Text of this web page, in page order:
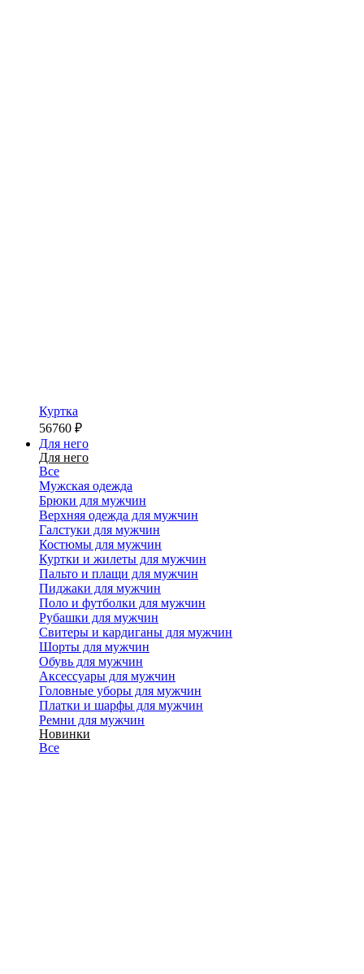
Куртка
56760 ₽
Для него
Для него
Все
Мужская одежда
Брюки для мужчин
Верхняя одежда для мужчин
Галстуки для мужчин
Костюмы для мужчин
Куртки и жилеты для мужчин
Пальто и плащи для мужчин
Пиджаки для мужчин
Поло и футболки для мужчин
Рубашки для мужчин
Свитеры и кардиганы для мужчин
Шорты для мужчин
Обувь для мужчин
Аксессуары для мужчин
Головные уборы для мужчин
Платки и шарфы для мужчин
Ремни для мужчин
Новинки
Все